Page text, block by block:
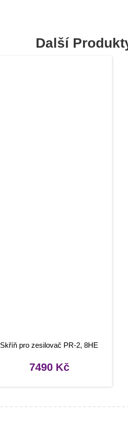
Další
Skříň pro zesilovač PR-2, 8HE
7490 Kč